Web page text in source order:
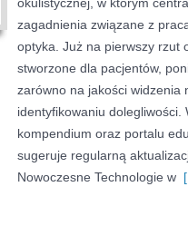
zagadnienia związane z
optyka. Już na pierwszy rzut
stworzone dla pacjentów,
zarówno na jakości widzenia
identyfikowaniu dolegliwości.
kompendium oraz portalu
sugeruje regularną
Nowoczesne Technologie w